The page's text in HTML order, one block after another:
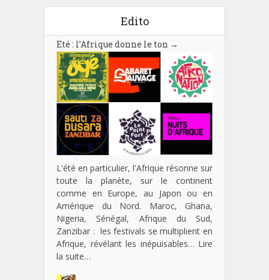
Edito
Eté : l’Afrique donne le ton →
L'été en particulier, l'Afrique résonne sur
toute la planète, sur le continent
comme en Europe, au Japon ou en
Amérique du Nord. Maroc, Ghana,
Nigeria, Sénégal, Afrique du Sud,
Zanzibar : les festivals se multiplient en
Afrique, révélant les inépuisables… Lire
la suite…